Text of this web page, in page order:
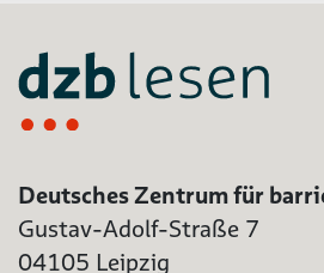
Deutsches Zentrum für
Gustav-Adolf-Straße 7
04105 Leipzig